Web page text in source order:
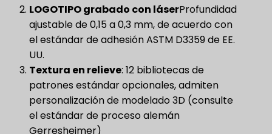
​LOGOTIPO grabado con láser​Profundidad
ajustable de 0,15 a 0,3 mm, de acuerdo con
el estándar de adhesión ASTM D3359 de EE.
UU.
Textura en relieve​: 12 bibliotecas de
patrones estándar opcionales, admiten
personalización de modelado 3D (consulte
el estándar de proceso alemán
Gerresheimer)